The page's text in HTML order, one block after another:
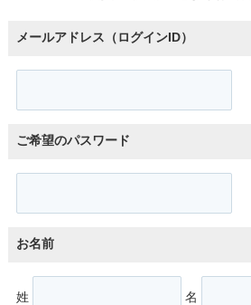
メールアドレス（ログインID）
ご希望のパスワード
お名前
姓 名